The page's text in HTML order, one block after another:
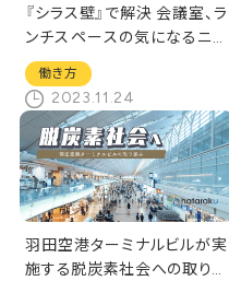
『シラス壁』で解決 会議室、ラ
ンチスペースの気になるニオ
イ残り
働き方
2023.11.24
羽田空港ターミナルビルが実
施する脱炭素社会への取り組